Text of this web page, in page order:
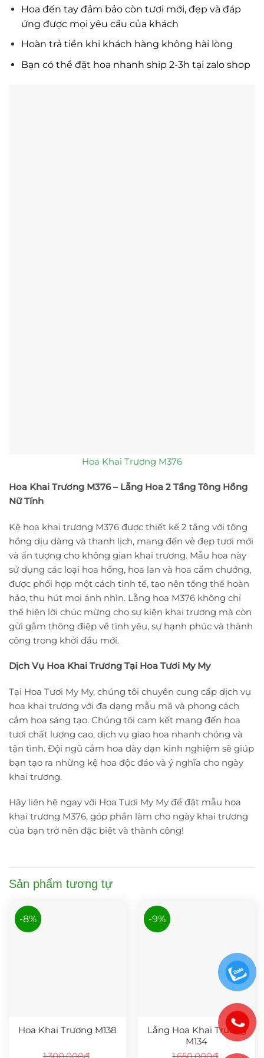
Hoa đến tay đảm bảo còn tươi mới, đẹp và đáp
ứng được mọi yêu cầu của khách
Hoàn trả tiền khi khách hàng không hài lòng
Bạn có thể đặt hoa nhanh ship 2-3h tại zalo shop
Hoa Khai Trương M376
Hoa Khai Trương M376 – Lẵng Hoa 2 Tầng Tông Hồng
Nữ Tính
Kệ hoa khai trương M376 được thiết kế 2 tầng với tông
hồng dịu dàng và thanh lịch, mang đến vẻ đẹp tươi mới
và ấn tượng cho không gian khai trương. Mẫu hoa này
sử dụng các loại hoa hồng, hoa lan và hoa cẩm chướng,
được phối hợp một cách tinh tế, tạo nên tổng thể hoàn
hảo, thu hút mọi ánh nhìn. Lẵng hoa M376 không chỉ
thể hiện lời chúc mừng cho sự kiện khai trương mà còn
gửi gắm thông điệp về tình yêu, sự hạnh phúc và thành
công trong khởi đầu mới.
Dịch Vụ Hoa Khai Trương Tại Hoa Tươi My My
Tại Hoa Tươi My My, chúng tôi chuyên cung cấp dịch vụ
hoa khai trương với đa dạng mẫu mã và phong cách
cắm hoa sáng tạo. Chúng tôi cam kết mang đến hoa
tươi chất lượng cao, dịch vụ giao hoa nhanh chóng và
tận tình. Đội ngũ cắm hoa dày dạn kinh nghiệm sẽ giúp
bạn tạo ra những kệ hoa độc đáo và ý nghĩa cho ngày
khai trương.
Hãy liên hệ ngay với Hoa Tươi My My để đặt mẫu hoa
khai trương M376, góp phần làm cho ngày khai trương
của bạn trở nên đặc biệt và thành công!
Sản phẩm tương tự
-8%
Hoa Khai Trương M138
-9%
Lẵng Hoa Khai Trương
M134